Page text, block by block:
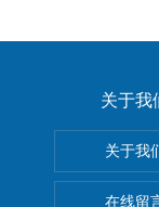
关于我
关于我
在线留